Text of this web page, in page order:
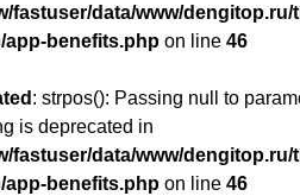
fastuser/data/www/
app-benefits.php on line 46
: strpos(): Passing null to
is deprecated in
fastuser/data/www/
app-benefits.php on line 46